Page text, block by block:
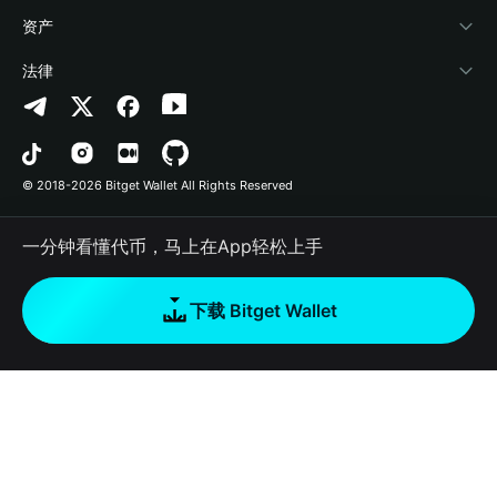
帮助中心
联系我们
品牌资源
工作机会
Crypto Swap API
山寨季指数
预测市场
DApp
RWA
如何购买加密货币
Bitget Wallet Pay
合作上架
安全防护技术
快捷买币
授权检测
合约检测
批量转账
资产
Arbitrum
Avalanche
Bitcoin
Polygon
法律
隐私协议
用户使用协议
© 2018-2026 Bitget Wallet All Rights Reserved
一分钟看懂代币，马上在App轻松上手
下载 Bitget Wallet